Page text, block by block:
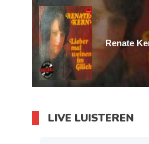
Renate
LIVE LUISTEREN